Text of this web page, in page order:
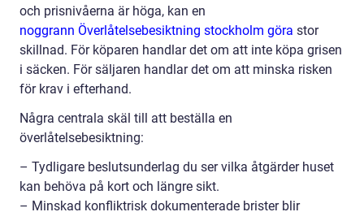
och prisnivåerna är höga, kan en
noggrann Överlåtelsebesiktning stockholm göra stor
skillnad. För köparen handlar det om att inte köpa grisen
i säcken. För säljaren handlar det om att minska risken
för krav i efterhand.
Några centrala skäl till att beställa en
överlåtelsebesiktning:
– Tydligare beslutsunderlag du ser vilka åtgärder huset
kan behöva på kort och längre sikt.
– Minskad konfliktrisk dokumenterade brister blir